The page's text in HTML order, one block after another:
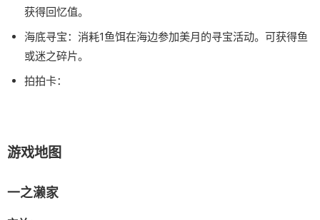
获得回忆值。
海底寻宝：消耗1鱼饵在海边参加美月的寻宝活动。可获得鱼
或迷之碎片。
拍拍卡：
游戏地图
一之濑家